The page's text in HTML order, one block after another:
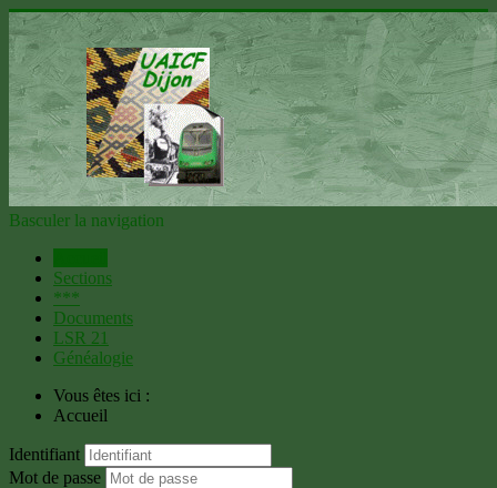
Basculer la navigation
Sections
***
Documents
LSR 21
Généalogie
Vous êtes ici :
Accueil
Identifiant
Mot de passe